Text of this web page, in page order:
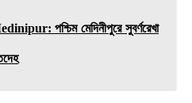
পশ্চিম মেদিনীপুরে সুবর্ণরেখা